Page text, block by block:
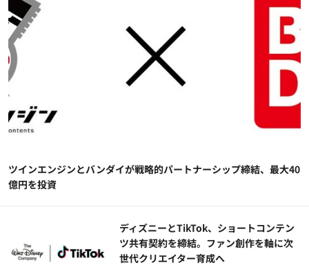
ツインエンジンとバンダイが戦略的パートナーシップ締結、最大40
億円を投資
ディズニーとTikTok、ショートコンテン
ツ共有契約を締結。ファン創作を軸に次
世代クリエイター育成へ